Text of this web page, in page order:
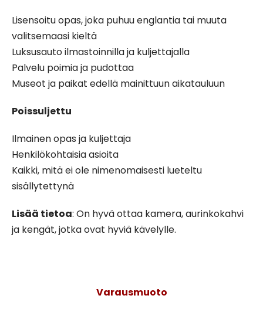
Lisensoitu opas, joka puhuu englantia tai muuta
valitsemaasi kieltä
Luksusauto ilmastoinnilla ja kuljettajalla
Palvelu poimia ja pudottaa
Museot ja paikat edellä mainittuun aikatauluun
Poissuljettu
Ilmainen opas ja kuljettaja
Henkilökohtaisia asioita
Kaikki, mitä ei ole nimenomaisesti lueteltu
sisällytettynä
Lisää tietoa: On hyvä ottaa kamera, aurinkokahvi
ja kengät, jotka ovat hyviä kävelylle.
Varausmuoto